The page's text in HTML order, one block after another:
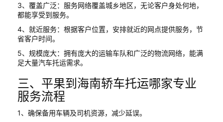
3、覆盖广泛：服务网络覆盖城乡地区，无论客户身处何地，
都能享受到服务。
4、就近服务：根据客户位置，安排就近的网点提供服务，节
省客户时间。
5、规模庞大：拥有庞大的运输车队和广泛的物流网络，能满
足大量汽车托运需求。
三、平果到海南轿车托运哪家专业
服务流程
1、确保备用车辆及司机资源，减少延误。